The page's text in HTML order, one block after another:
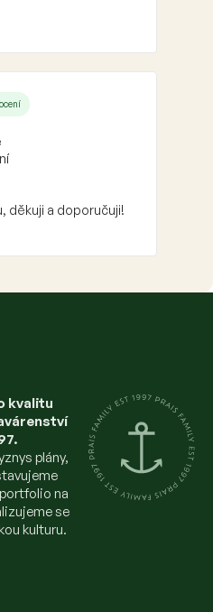
děkuji a doporučuji!
kvalitu
plány,
na
se
kulturu.